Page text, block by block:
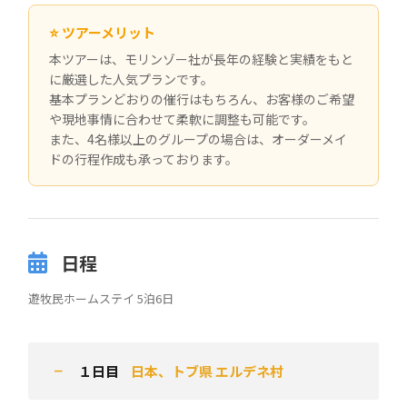
⭐ ツアーメリット
本ツアーは、モリンゾー社が長年の経験と実績をもと
に厳選した人気プランです。
基本プランどおりの催行はもちろん、お客様のご希望
や現地事情に合わせて柔軟に調整も可能です。
また、4名様以上のグループの場合は、オーダーメイ
ドの行程作成も承っております。
日程
遊牧民ホームステイ 5泊6日
１日目 日本、トブ県 エルデネ村